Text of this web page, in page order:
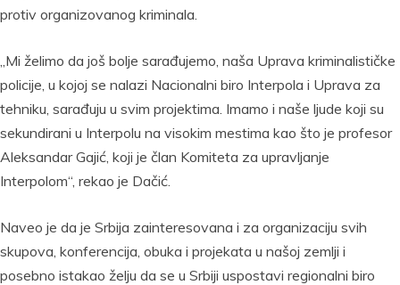
protiv organizovanog kriminala.
„Mi želimo da još bolje sarađujemo, naša Uprava kriminalističke
policije, u kojoj se nalazi Nacionalni biro Interpola i Uprava za
tehniku, sarađuju u svim projektima. Imamo i naše ljude koji su
sekundirani u Interpolu na visokim mestima kao što je profesor
Aleksandar Gajić, koji je član Komiteta za upravljanje
Interpolom“, rekao je Dačić.
Naveo je da je Srbija zainteresovana i za organizaciju svih
skupova, konferencija, obuka i projekata u našoj zemlji i
posebno istakao želju da se u Srbiji uspostavi regionalni biro